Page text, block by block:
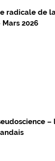
radicale de
2026